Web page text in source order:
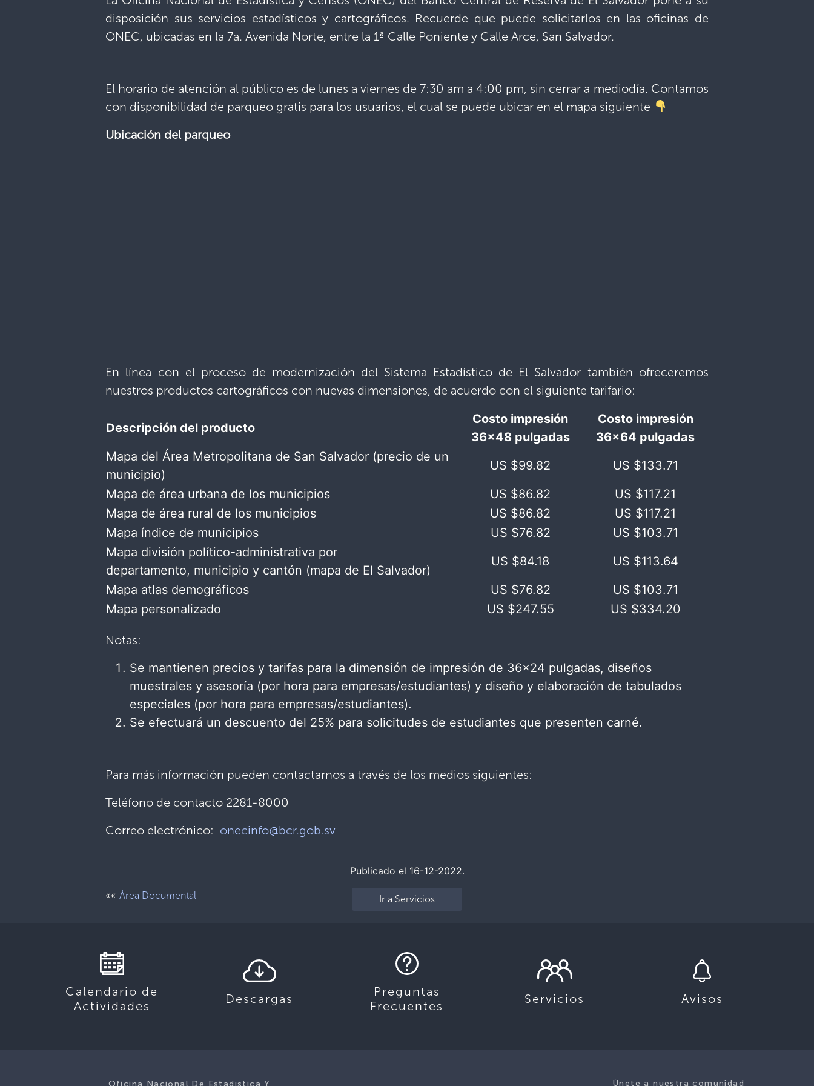
disposición sus servicios estadísticos y cartográficos. Recuerde que puede solicitarlos en las oficinas de
ONEC, ubicadas en la 7a. Avenida Norte, entre la 1ª Calle Poniente y Calle Arce, San Salvador.
El horario de atención al público es de lunes a viernes de 7:30 am a 4:00 pm, sin cerrar a mediodía. Contamos
con disponibilidad de parqueo gratis para los usuarios, el cual se puede ubicar en el mapa siguiente
Ubicación del parqueo
En línea con el proceso de modernización del Sistema Estadístico de El Salvador también ofreceremos
nuestros productos cartográficos con nuevas dimensiones, de acuerdo con el siguiente tarifario:
Descripción del producto
Costo impresión
36×48 pulgadas
Costo impresión
36×64 pulgadas
Mapa del Área Metropolitana de San Salvador ​(precio de un
municipio)​
US $99.82​
US $133.71​
Mapa de área urbana de los municipios​
US $86.82​
US $117.21​
Mapa de área rural de los municipios​​
US $86.82​
US $117.21​
Mapa índice de municipios​
US $76.82​
US $103.71​
Mapa división político-administrativa por
departamento, municipio y cantón (mapa de El Salvador)​
US $84.18
US $113.64​
Mapa atlas demográficos​
US $76.82​
US $103.71​
Mapa personalizado​
US $247.55 US $334.20​
Notas:
Se mantienen precios y tarifas para la dimensión de impresión de 36×24 pulgadas, diseños
muestrales y asesoría (por hora para empresas/estudiantes) y diseño y elaboración de tabulados
especiales (por hora para empresas/estudiantes).
Se efectuará un descuento del 25% para solicitudes de estudiantes que presenten carné.
Para más información pueden contactarnos a través de los medios siguientes:
Teléfono de contacto 2281-8000
Correo electrónico: onecinfo@bcr.gob.sv
Publicado el 16-12-2022.
««Área Documental Ir a Servicios
Calendario de
Actividades
Descargas
Preguntas
Frecuentes
Servicios Avisos
Únete a nuestra comunidad
Oficina Nacional De Estadística Y